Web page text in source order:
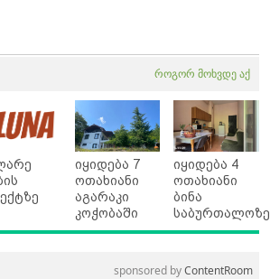
როგორ მოხვდე აქ
იყიდება 7
ოთახიანი
აგარაკი
კოჭობაში
იყიდება 4
ოთახიანი
ბინა
საბურთალოზე
sponsored byContentRoom